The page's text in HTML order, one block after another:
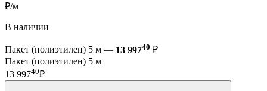
₽/м
В наличии
Пакет (полиэтилен) 5 м — 13 99740 ₽
Пакет (полиэтилен) 5 м
13 99740₽